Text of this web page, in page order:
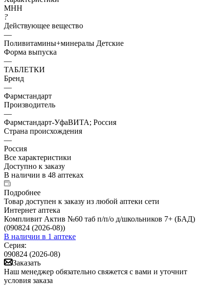
МНН
?
Действующее вещество
—
Поливитамины+минералы Детские
Форма выпуска
—
ТАБЛЕТКИ
Бренд
—
Фармстандарт
Производитель
—
Фармстандарт-УфаВИТА; Россия
Страна происхождения
—
Россия
Все характеристики
Доступно к заказу
В наличии в 48 аптеках
Подробнее
Товар доступен к заказу из любой аптеки сети
Интернет аптека
Компливит Актив №60 таб п/п/о д/школьников 7+ (БАД)
(090824 (2026-08))
В наличии в 1 аптеке
Серия:
090824 (2026-08)
Заказать
Наш менеджер обязательно свяжется с вами и уточнит
условия заказа